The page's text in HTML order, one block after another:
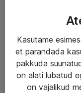
Haldusteenused
Garantii
Turva- ja
Kasutame
et parandada
pakkuda
on alati lubatud
on vajalikud